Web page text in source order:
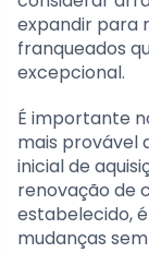
expandir para
franqueados
excepcional.
É importante
mais provável
inicial de
renovação de
estabelecido,
mudanças